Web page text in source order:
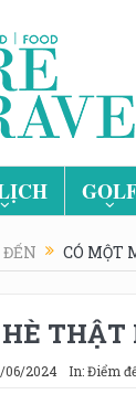
CÓ MỘT
THẬT
06/2024 In:Điểm